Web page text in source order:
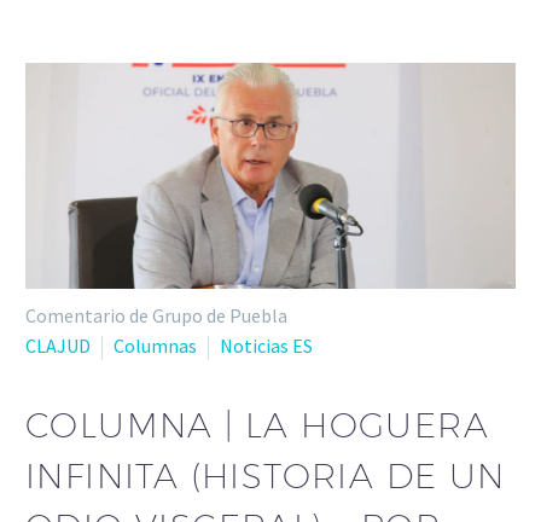
Comentario de Grupo de Puebla
CLAJUD
Columnas Noticias ES
COLUMNA | LA HOGUERA
INFINITA (HISTORIA DE UN